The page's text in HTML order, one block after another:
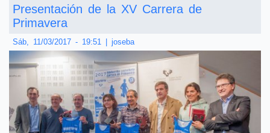
Presentación de la XV Carrera de
Primavera
Sáb, 11/03/2017 - 19:51| joseba